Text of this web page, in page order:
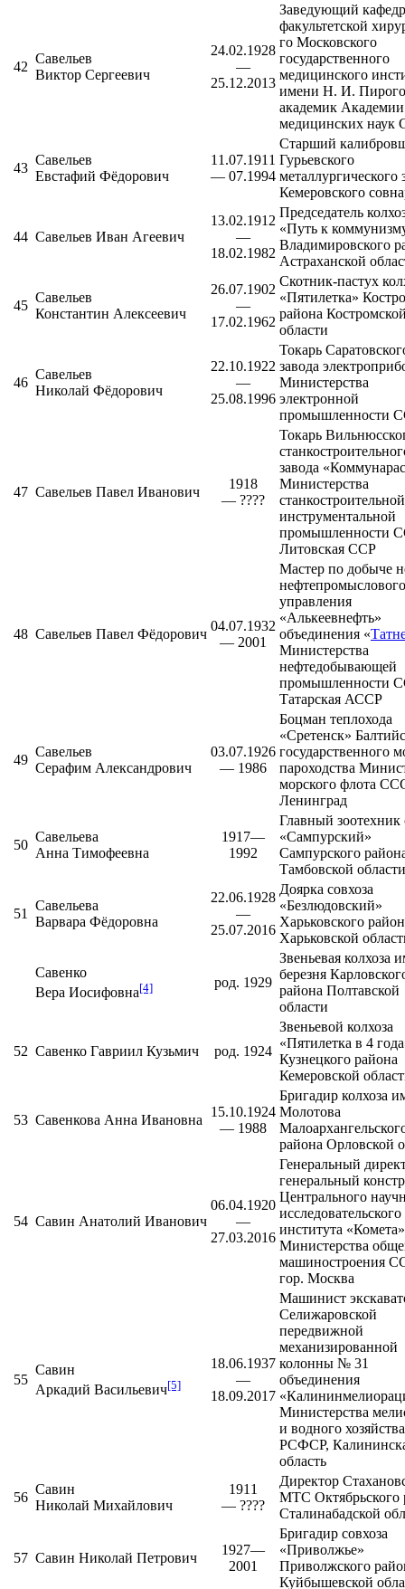
42
Савельев
Виктор Сергеевич
24.02.1928
—
25.12.2013
Заведующий
факультетской
го Московского
государственного
медицинского
имени Н. И.
академик Академии
медицинских наук
43
Савельев
Евстафий Фёдорович
11.07.1911
— 07.1994
Старший
Гурьевского
металлургического
Кемеровского
44 Савельев Иван Агеевич
13.02.1912
—
18.02.1982
Председатель
«Путь к
Владимировского
Астраханской
45
Савельев
Константин Алексеевич
26.07.1902
—
17.02.1962
Скотник-пастух
«Пятилетка»
района
области
46
Савельев
Николай Фёдорович
22.10.1922
—
25.08.1996
Токарь
завода
Министерства
электронной
промышленности
47 Савельев Павел Иванович
1918
— ????
Токарь
завода
Министерства
инструментальной
промышленности
Литовская ССР
48 Савельев Павел Фёдорович
04.07.1932
— 2001
Мастер по добыче
нефтепромыслового
управления
«Алькеевнефть»
объединения «
Министерства
нефтедобывающей
промышленности
Татарская АССР
49
Савельев
Серафим Александрович
03.07.1926
— 1986
Боцман теплохода
«Сретенск»
государственного
пароходства
морского флота
Ленинград
50
Савельева
Анна Тимофеевна
1917—
1992
Главный зоотехник
«Сампурский»
Сампурского
Тамбовской области
51
Савельева
Варвара Фёдоровна
22.06.1928
—
25.07.2016
Доярка совхоза
«Безлюдовский»
Харьковского
Харьковской
Савенко
Вера Иосифовна[4] род. 1929
Звеньевая колхоза
березня
района Полтавской
области
52 Савенко Гавриил Кузьмич род. 1924
Звеньевой колхоза
«Пятилетка в 4
Кузнецкого района
Кемеровской
53 Савенкова Анна Ивановна
15.10.1924
— 1988
Бригадир колхоза
Молотова
района Орловской
54 Савин Анатолий Иванович
06.04.1920
—
27.03.2016
Генеральный
генеральный
Центрального
исследовательского
института «Комета»
Министерства
машиностроения
гор. Москва
55
Савин
Аркадий Васильевич[5]
18.06.1937
—
18.09.2017
Машинист
Селижаровской
передвижной
механизированной
колонны № 31
объединения
Министерства
и водного хозяйства
РСФСР,
область
56
Савин
Николай Михайлович
1911
— ????
Директор
МТС Октябрьского
Сталинабадской
57 Савин Николай Петрович
1927—
2001
Бригадир совхоза
«Приволжье»
Приволжского
Куйбышевской